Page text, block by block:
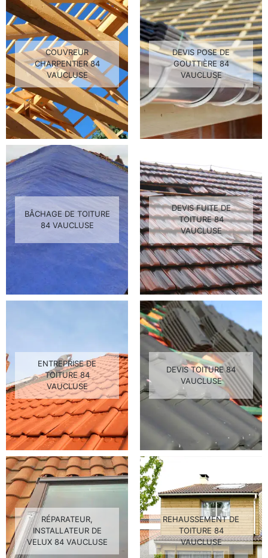
COUVREUR
CHARPENTIER 84
VAUCLUSE
DEVIS POSE DE
GOUTTIÈRE 84
VAUCLUSE
BÂCHAGE DE TOITURE
84 VAUCLUSE
DEVIS FUITE DE
TOITURE 84
VAUCLUSE
ENTREPRISE DE
TOITURE 84
VAUCLUSE
DEVIS TOITURE 84
VAUCLUSE
RÉPARATEUR,
INSTALLATEUR DE
VELUX 84 VAUCLUSE
REHAUSSEMENT DE
TOITURE 84
VAUCLUSE